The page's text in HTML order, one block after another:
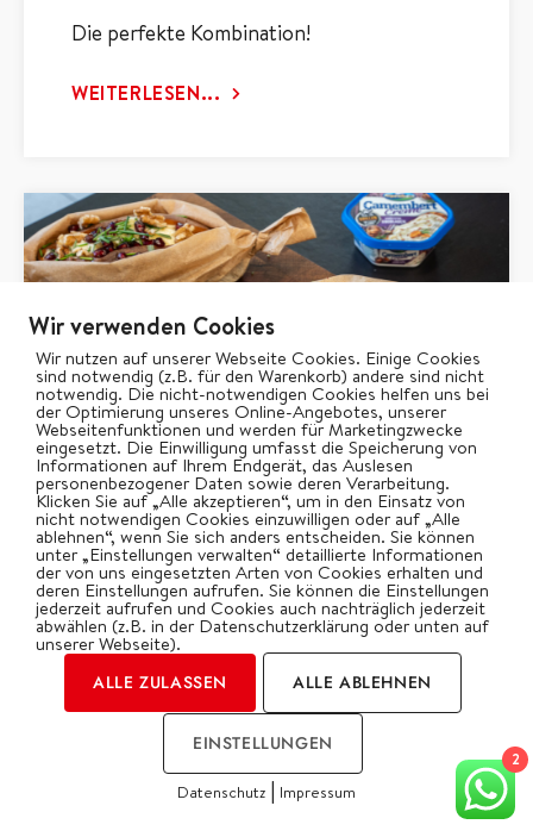
Die perfekte Kombination!
WEITERLESEN...
BEILAGEN REZEPTE
Süßkartoffeln gefüllt mit
Alpenhain Camembert Creme
gerösteter Knoblauch
Ein unvergesslicher Geschmack! 2
Wir verwenden Cookies
Wir nutzen auf unserer Webseite Cookies. Einige Cookies
sind notwendig (z.B. für den Warenkorb) andere sind nicht
notwendig. Die nicht-notwendigen Cookies helfen uns bei
der Optimierung unseres Online-Angebotes, unserer
Webseitenfunktionen und werden für Marketingzwecke
eingesetzt. Die Einwilligung umfasst die Speicherung von
Informationen auf Ihrem Endgerät, das Auslesen
personenbezogener Daten sowie deren Verarbeitung.
Klicken Sie auf „Alle akzeptieren“, um in den Einsatz von
nicht notwendigen Cookies einzuwilligen oder auf „Alle
ablehnen“, wenn Sie sich anders entscheiden. Sie können
unter „Einstellungen verwalten“ detaillierte Informationen
der von uns eingesetzten Arten von Cookies erhalten und
deren Einstellungen aufrufen. Sie können die Einstellungen
jederzeit aufrufen und Cookies auch nachträglich jederzeit
abwählen (z.B. in der Datenschutzerklärung oder unten auf
unserer Webseite).
ALLE ZULASSEN ALLE ABLEHNEN
EINSTELLUNGEN
Datenschutz | Impressum